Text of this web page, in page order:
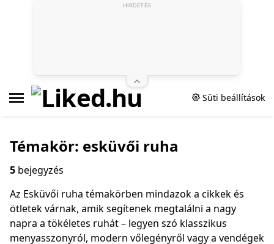
Süti beállítások
Témakör: esküvői ruha
5 bejegyzés
Az Esküvői ruha témakörben mindazok a cikkek és
ötletek várnak, amik segítenek megtalálni a nagy
napra a tökéletes ruhát – legyen szó klasszikus
menyasszonyról, modern vőlegényről vagy a vendégek
HIRDETÉS